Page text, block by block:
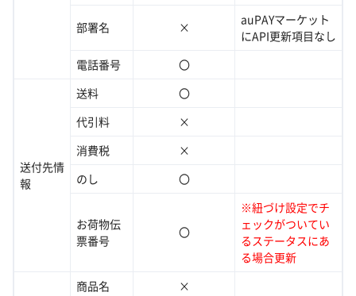
部署名 ×
auPAYマーケット
にAPI更新項目なし
電話番号
〇
送付先情
報
送料
〇
代引料
×
消費税
×
のし
〇
お荷物伝
票番号
〇
※紐づけ設定でチ
ェックがついてい
るステータスにあ
る場合更新
商品名
×